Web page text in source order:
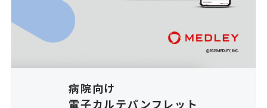
病院向け
電子カルテパンフレット